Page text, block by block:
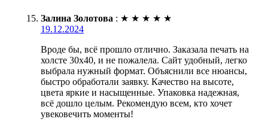
Залина Золотова : ★ ★ ★ ★ ★
19.12.2024
Вроде бы, всё прошло отлично. Заказала печать на
холсте 30х40, и не пожалела. Сайт удобный, легко
выбрала нужный формат. Объяснили все нюансы,
быстро обработали заявку. Качество на высоте,
цвета яркие и насыщенные. Упаковка надежная,
всё дошло целым. Рекомендую всем, кто хочет
увековечить моменты!